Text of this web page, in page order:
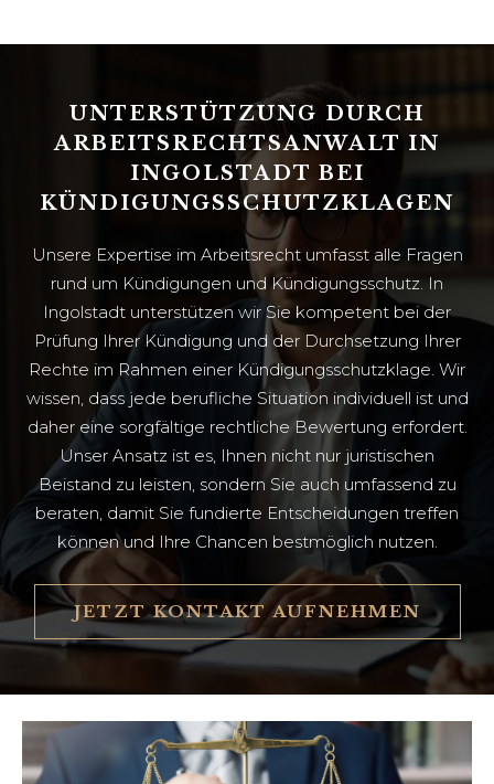
UNTERSTÜTZUNG DURCH
ARBEITSRECHTSANWALT IN
INGOLSTADT BEI
KÜNDIGUNGSSCHUTZKLAGEN
Unsere Expertise im Arbeitsrecht umfasst alle Fragen
rund um Kündigungen und Kündigungsschutz. In
Ingolstadt unterstützen wir Sie kompetent bei der
Prüfung Ihrer Kündigung und der Durchsetzung Ihrer
Rechte im Rahmen einer Kündigungsschutzklage. Wir
wissen, dass jede berufliche Situation individuell ist und
daher eine sorgfältige rechtliche Bewertung erfordert.
Unser Ansatz ist es, Ihnen nicht nur juristischen
Beistand zu leisten, sondern Sie auch umfassend zu
beraten, damit Sie fundierte Entscheidungen treffen
können und Ihre Chancen bestmöglich nutzen.
JETZT KONTAKT AUFNEHMEN